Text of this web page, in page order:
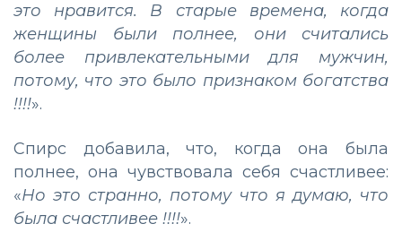
это нравится. В старые времена, когда
женщины были полнее, они считались
более привлекательными для мужчин,
потому, что это было признаком богатства
!!!!».
Спирс добавила, что, когда она была
полнее, она чувствовала себя счастливее:
«Но это странно, потому что я думаю, что
была счастливее !!!!».